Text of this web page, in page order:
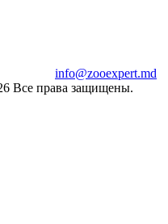
info@zooexpert.md
Все права защищены.